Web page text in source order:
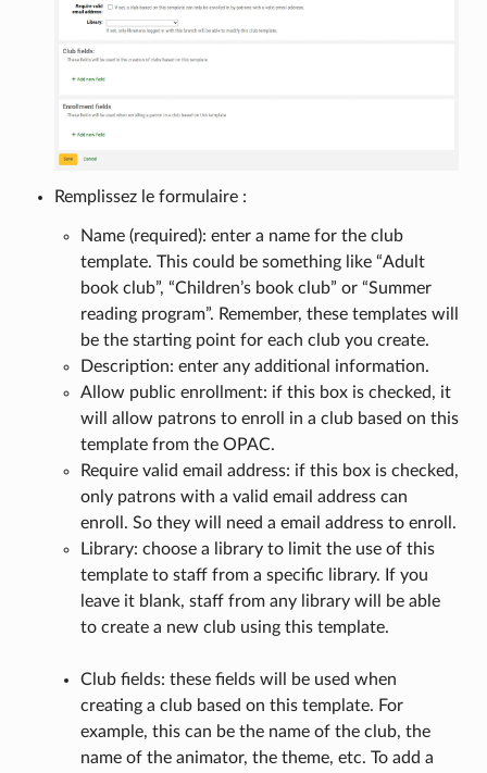
Remplissez le formulaire :
Name (required): enter a name for the club
template. This could be something like “Adult
book club”, “Children’s book club” or “Summer
reading program”. Remember, these templates will
be the starting point for each club you create.
Description: enter any additional information.
Allow public enrollment: if this box is checked, it
will allow patrons to enroll in a club based on this
template from the OPAC.
Require valid email address: if this box is checked,
only patrons with a valid email address can
enroll. So they will need a email address to enroll.
Library: choose a library to limit the use of this
template to staff from a specific library. If you
leave it blank, staff from any library will be able
to create a new club using this template.
Club fields: these fields will be used when
creating a club based on this template. For
example, this can be the name of the club, the
name of the animator, the theme, etc. To add a